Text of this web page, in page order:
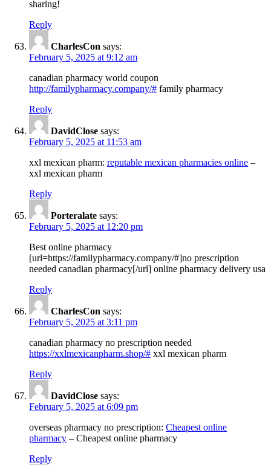
sharing!
Reply
CharlesCon says:
February 5, 2025 at 9:12 am
canadian pharmacy world coupon
http://familypharmacy.company/# family pharmacy
Reply
DavidClose says:
February 5, 2025 at 11:53 am
xxl mexican pharm: reputable mexican pharmacies online –
xxl mexican pharm
Reply
Porteralate says:
February 5, 2025 at 12:20 pm
Best online pharmacy
[url=https://familypharmacy.company/#]no prescription
needed canadian pharmacy[/url] online pharmacy delivery usa
Reply
CharlesCon says:
February 5, 2025 at 3:11 pm
canadian pharmacy no prescription needed
https://xxlmexicanpharm.shop/# xxl mexican pharm
Reply
DavidClose says:
February 5, 2025 at 6:09 pm
overseas pharmacy no prescription: Cheapest online
pharmacy – Cheapest online pharmacy
Reply